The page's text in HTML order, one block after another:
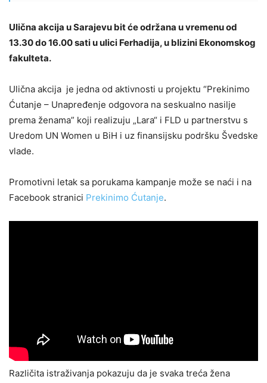
Ulična akcija u Sarajevu bit će održana u vremenu od
13.30 do 16.00 sati u ulici Ferhadija, u blizini Ekonomskog
fakulteta.
Ulična akcija je jedna od aktivnosti u projektu “Prekinimo
Ćutanje – Unapređenje odgovora na seskualno nasilje
prema ženama” koji realizuju „Lara“ i FLD u partnerstvu s
Uredom UN Women u BiH i uz finansijsku podršku Švedske
vlade.
Promotivni letak sa porukama kampanje može se naći i na
Facebook stranici Prekinimo Ćutanje.
Različita istraživanja pokazuju da je svaka treća žena